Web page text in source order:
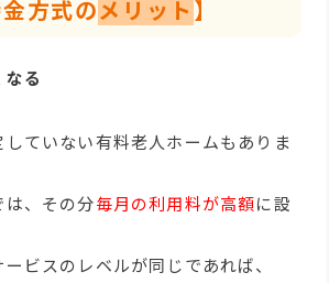
金方式のメリット 】
なる
ていない有料老人ホームもありま
、その分毎月の利用料が高額に設
ビスのレベルが同じであれば、